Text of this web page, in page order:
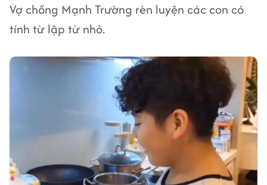
Vợ chồng Mạnh Trường rèn luyện các con có
tính từ lập từ nhỏ.